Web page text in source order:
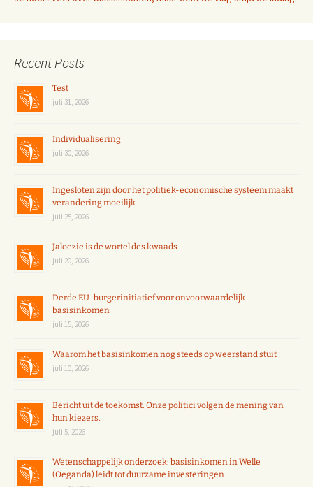
Recent Posts
Test
juli 31, 2026
Individualisering
juli 30, 2026
Ingesloten zijn door het politiek-economische systeem maakt
verandering moeilijk
juli 25, 2026
Jaloezie is de wortel des kwaads
juli 20, 2026
Derde EU-burgerinitiatief voor onvoorwaardelijk
basisinkomen
juli 15, 2026
Waarom het basisinkomen nog steeds op weerstand stuit
juli 10, 2026
Bericht uit de toekomst. Onze politici volgen de mening van
hun kiezers.
juli 5, 2026
Wetenschappelijk onderzoek: basisinkomen in Welle
(Oeganda) leidt tot duurzame investeringen